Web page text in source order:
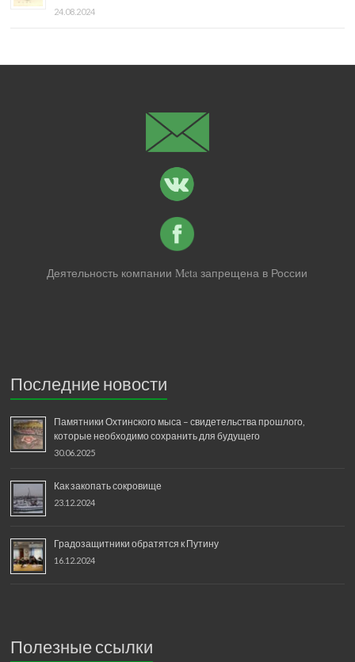
24.08.2024
Деятельность компании Meta запрещена в России
Последние новости
Памятники Охтинского мыса – свидетельства прошлого,
которые необходимо сохранить для будущего
30.06.2025
Как закопать сокровище
23.12.2024
Градозащитники обратятся к Путину
16.12.2024
Полезные ссылки